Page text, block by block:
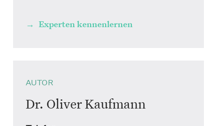
Experten kennenlernen
AUTOR
Dr. Oliver Kaufmann